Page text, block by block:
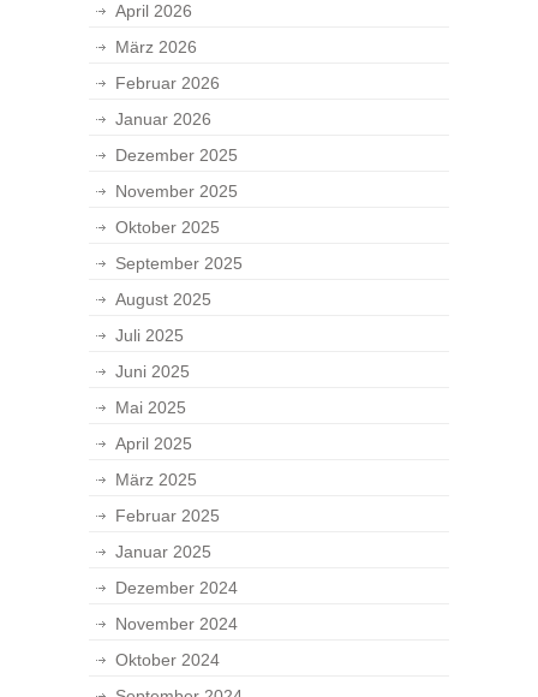
April 2026
März 2026
Februar 2026
Januar 2026
Dezember 2025
November 2025
Oktober 2025
September 2025
August 2025
Juli 2025
Juni 2025
Mai 2025
April 2025
März 2025
Februar 2025
Januar 2025
Dezember 2024
November 2024
Oktober 2024